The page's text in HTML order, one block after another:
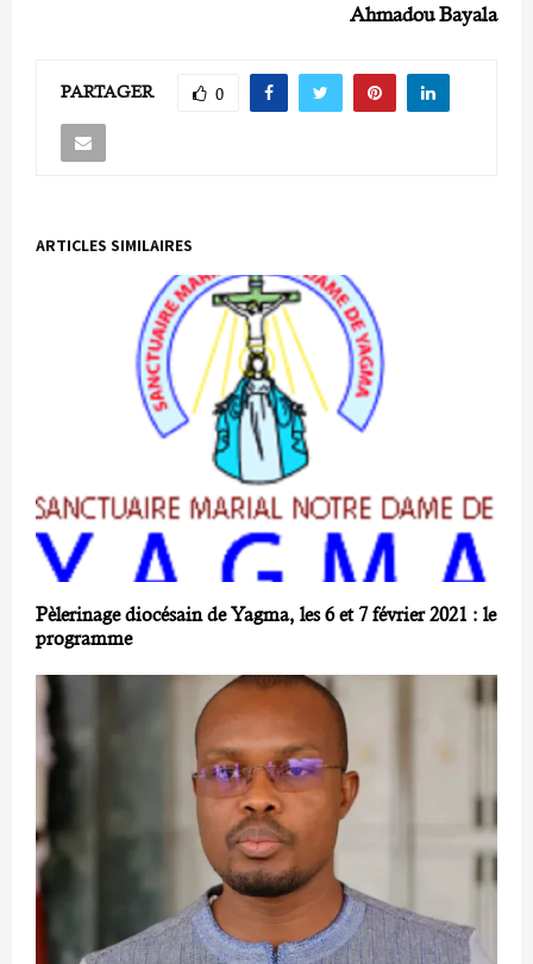
Ahmadou Bayala
PARTAGER 0
ARTICLES SIMILAIRES
Pèlerinage diocésain de Yagma, les 6 et 7 février 2021 : le
programme